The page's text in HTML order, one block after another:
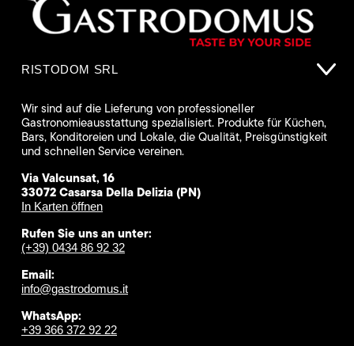
RISTODOM SRL
Wir sind auf die Lieferung von professioneller
Gastronomieausstattung spezialisiert. Produkte für Küchen,
Bars, Konditoreien und Lokale, die Qualität, Preisgünstigkeit
und schnellen Service vereinen.
Via Valcunsat, 16
33072 Casarsa Della Delizia (PN)
In Karten öffnen
Rufen Sie uns an unter:
(+39) 0434 86 92 32
Email:
info@gastrodomus.it
WhatsApp:
+39 366 372 92 22